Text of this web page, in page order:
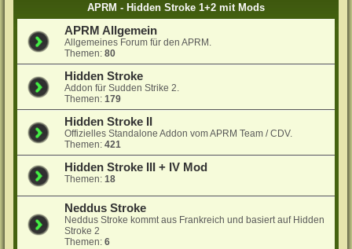
APRM - Hidden Stroke 1+2 mit Mods
APRM Allgemein
Allgemeines Forum für den APRM.
Themen:80
Hidden Stroke
Addon für Sudden Strike 2.
Themen:179
Hidden Stroke II
Offizielles Standalone Addon vom APRM Team / CDV.
Themen:421
Hidden Stroke III + IV Mod
Themen:18
Neddus Stroke
Neddus Stroke kommt aus Frankreich und basiert auf Hidden
Stroke 2
Themen:6